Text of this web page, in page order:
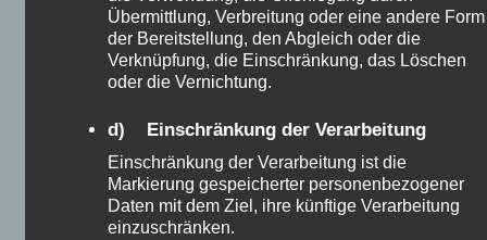
Rohstoffe
Rohstoffe wie raw Material, basic resources, bzw.
meiner Meinung nach nur etwas für Profis.
Das gleiche gilt für Finanzderivate. Sie können
zwar eine Menge Geld, Sie können auch alles
Übermittlung, Verbreitung oder eine andere Form
der Bereitstellung, den Abgleich oder die
Verknüpfung, die Einschränkung, das Löschen
oder die Vernichtung.
d) Einschränkung der Verarbeitung
Einschränkung der Verarbeitung ist die
Markierung gespeicherter personenbezogener
Daten mit dem Ziel, ihre künftige Verarbeitung
einzuschränken.